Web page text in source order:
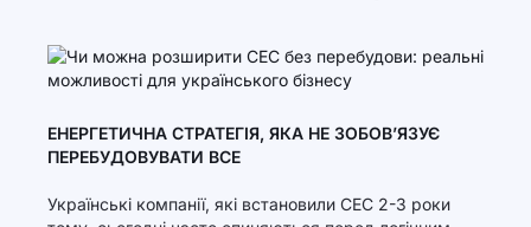
ЕНЕРГЕТИЧНА СТРАТЕГІЯ, ЯКА НЕ ЗОБОВ’ЯЗУЄ
ПЕРЕБУДОВУВАТИ ВСЕ
Українські компанії, які встановили СЕС 2-3 роки